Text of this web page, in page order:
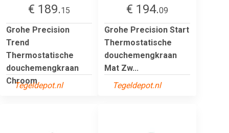
€ 189.15
Grohe Precision
Trend
Thermostatische
douchemengkraan
Chroom
Tegeldepot.nl
€ 194.09
Grohe Precision Start
Thermostatische
douchemengkraan
Mat Zw...
Tegeldepot.nl